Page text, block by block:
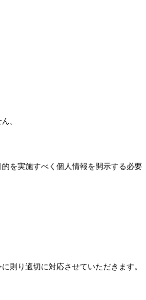
。
を実施すべく個人情報を開示する必要
則り適切に対応させていただきます。